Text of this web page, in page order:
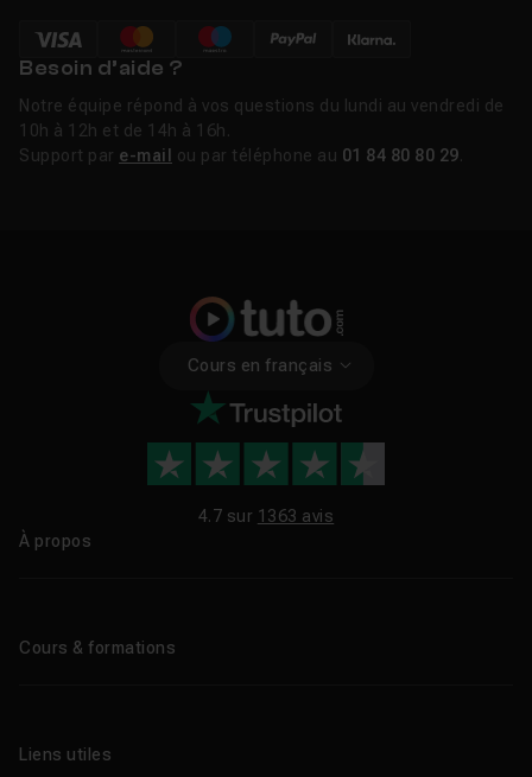
Besoin d’aide ?
Notre équipe répond à vos questions du lundi au vendredi de
10h à 12h et de 14h à 16h.
Support par e-mail ou par téléphone au 01 84 80 80 29
Cours en français
4.7 sur 1363 avis
À propos
Cours & formations
Formations certifiantes
Liens utiles